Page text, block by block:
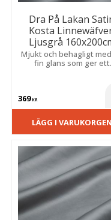
Dra På Lakan
Kosta
Ljusgrå
Mjukt och behagligt
fin glans som ger ett
369KR
LÄGG I VARUKORGEN